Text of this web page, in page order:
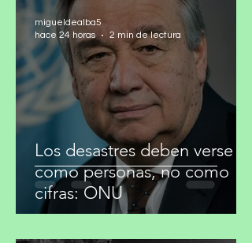
Los desastres deben verse
como personas, no como
cifras: ONU
migueldealba5
hace 24 horas
2 min de lectura